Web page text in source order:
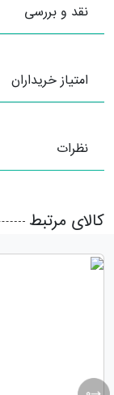
نقد و بررسی
امتیاز خریداران
نظرات
کالای مرتبط